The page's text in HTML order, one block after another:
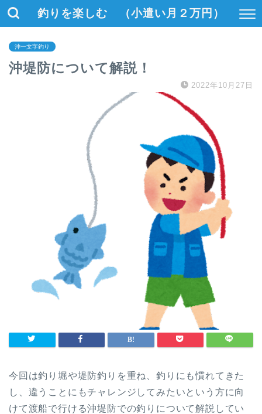
釣りを楽しむ （小遣い月２万円）
沖一文字釣り
沖堤防について解説！
2022年10月27日
今回は釣り堀や堤防釣りを重ね、釣りにも慣れてきた
し、違うことにもチャレンジしてみたいという方に向
けて渡船で行ける沖堤防での釣りについて解説してい